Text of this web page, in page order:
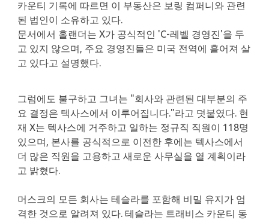
카운티 기록에 따르면 이 부동산은 보링 컴퍼니와 관련
된 법인이 소유하고 있다.
문서에서 홀랜더는 X가 공식적인 'C-레벨 경영진'을 두
고 있지 않으며, 주요 경영진들은 미국 전역에 흩어져 살
고 있다고 설명했다.
그럼에도 불구하고 그녀는 "회사와 관련된 대부분의 주
요 결정은 텍사스에서 이루어집니다."라고 덧붙였다. 현
재 X는 텍사스에 거주하고 일하는 정규직 직원이 118명
있으며, 본사를 공식적으로 이전한 후에는 텍사스에서
더 많은 직원을 고용하고 새로운 사무실을 열 계획이라
고 밝혔다.
머스크의 모든 회사는 테슬라를 포함해 비밀 유지가 엄
격한 것으로 알려져 있다. 테슬라는 트래비스 카운티 동